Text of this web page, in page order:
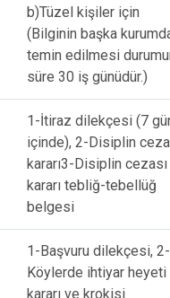
b)Tüzel kişiler için
(Bilginin başka
temin edilmesi
süre 30 iş günüdür.)
1-İtiraz dilekçesi (7
içinde), 2-Disiplin
kararı3-Disiplin cezası
kararı tebliğ-tebellüğ
belgesi
1-Başvuru dilekçesi, 2-
Köylerde ihtiyar heyeti
kararı ve krokisi